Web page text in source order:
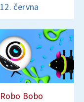
12. června
Robo Bobo